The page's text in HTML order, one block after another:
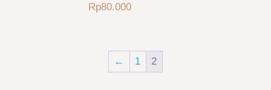
Rp80.000
← 1 2